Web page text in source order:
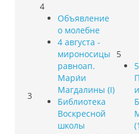
3
4
Объявление
о молебне
4 августа -
мироносицы
равноап.
Мари́и
Магдалины (I)
Библиотека
Воскресной
школы
5